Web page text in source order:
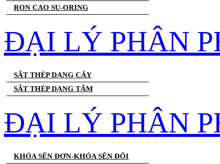
RON CAO SU-ORING
ĐẠI LÝ PHÂN
SẮT THÉP DẠNG CÂY
SẮT THÉP DẠNG TẤM
ĐẠI LÝ PHÂN
KHÓA SÊN ĐƠN-KHÓA SÊN ĐÔI